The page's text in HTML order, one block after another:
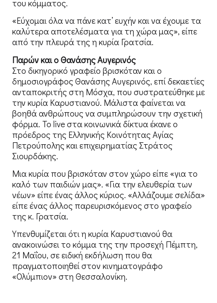
του κόμματος.
«Εύχομαι όλα να πάνε κατ’ ευχήν και να έχουμε τα
καλύτερα αποτελέσματα για τη χώρα μας», είπε
από την πλευρά της η κυρία Γρατσία.
Παρών και ο Θανάσης Αυγερινός
Στο δικηγορικό γραφείο βρισκόταν και ο
δημοσιογράφος Θανάσης Αυγερινός, επί δεκαετίες
ανταποκριτής στη Μόσχα, που συστρατεύθηκε με
την κυρία Καρυστιανού. Μάλιστα φαίνεται να
βοηθά ανθρώπους να συμπληρώσουν την σχετική
φόρμα. Το live στα κοινωνικά δίκτυα έκανε ο
πρόεδρος της Ελληνικής Κοινότητας Αγίας
Πετρούπολης και επιχειρηματίας Στράτος
Σιουρδάκης.
Μια κυρία που βρισκόταν στον χώρο είπε «για το
καλό των παιδιών μας». «Για την ελευθερία των
νέων» είπε ένας άλλος κύριος. «Αλλάζουμε σελίδα»
είπε ένας άλλος παρευρισκόμενος στο γραφείο
της κ. Γρατσία.
Υπενθυμίζεται ότι η κυρία Καρυστιανού θα
ανακοινώσει το κόμμα της την προσεχή Πέμπτη,
21 Μαΐου, σε ειδική εκδήλωση που θα
πραγματοποιηθεί στον κινηματογράφο
«Ολύμπιον» στη Θεσσαλονίκη.